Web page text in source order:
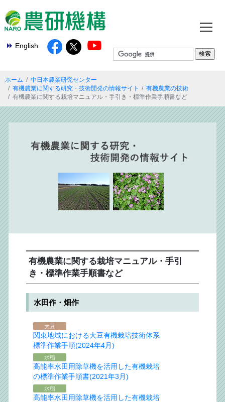
English
ホーム
中日本農業研究センター
有機農業に関する研究・技術開発の情報サイト
有機農業の技術
有機農業に関する栽培マニュアル・手引き・標準作業手順書など
有機農業に関する栽培マニュアル・手引
き・標準作業手順書など
水田作・畑作
大豆
関東地域における大豆有機栽培技術体系
標準作業手順(2024年4月)
水稲
高能率水田用除草機を活用した有機栽培
の標準作業手順書(2021年3月)
水稲
高能率水田用除草機を活用した有機栽培